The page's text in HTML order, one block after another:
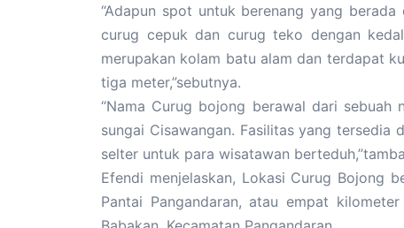
“Adapun spot untuk berenang yang
curug cepuk dan curug teko dengan
merupakan kolam batu alam dan terdapat
tiga meter,”sebutnya.
“Nama Curug bojong berawal dari sebuah
sungai Cisawangan. Fasilitas yang
selter untuk para wisatawan
Efendi menjelaskan, Lokasi Curug Bojong
Pantai Pangandaran, atau empat